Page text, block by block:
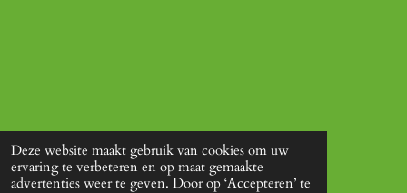
Deze website maakt gebruik van cookies om uw
ervaring te verbeteren en op maat gemaakte
advertenties weer te geven. Door op ‘Accepteren’ te